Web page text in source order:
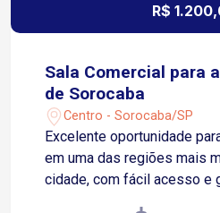
R$
Sala Comercial para
de Sorocaba
Centro - Sorocaba/SP
Excelente oportunidade
em uma das regiões mais
cidade, com fácil acesso e